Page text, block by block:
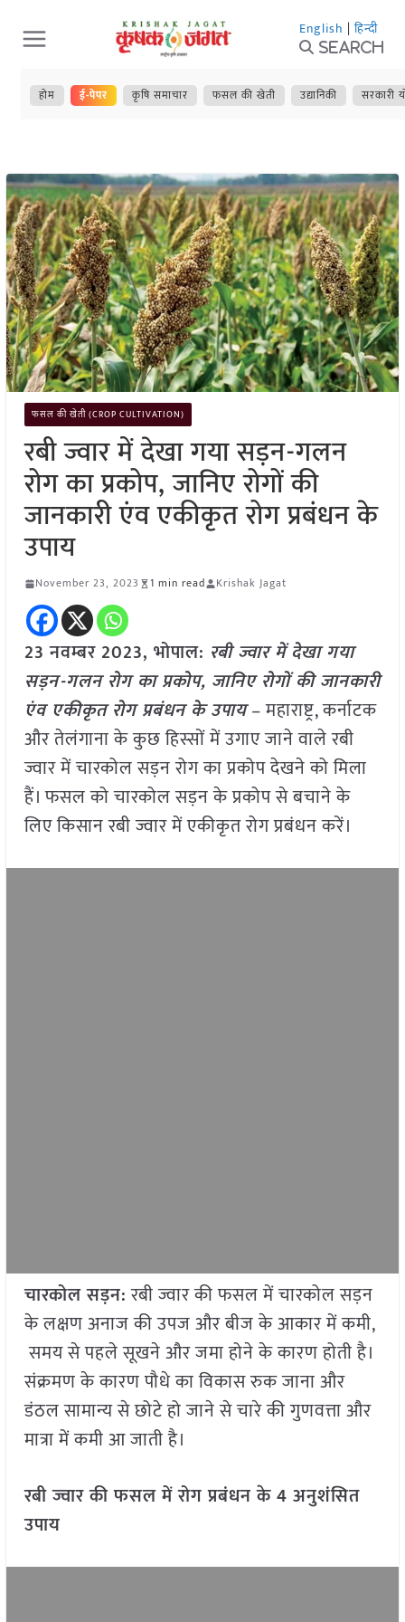
Skip
to
content
English | हिन्दी
Search
होम ई-पेपर कृषि समाचार फसल की खेती उद्यानिकी सरकारी
फसल की खेती (CROP CULTIVATION)
रबी ज्वार में देखा गया सड़न-गलन
रोग का प्रकोप, जानिए रोगों की
जानकारी एंव एकीकृत रोग प्रबंधन के
उपाय
November 23, 2023 1 min read Krishak Jagat
23 नवम्बर 2023, भोपाल: रबी ज्वार में देखा गया
सड़न-गलन रोग का प्रकोप, जानिए रोगों की जानकारी
एंव एकीकृत रोग प्रबंधन के उपाय– महाराष्ट्र, कर्नाटक
और तेलंगाना के कुछ हिस्सों में उगाए जाने वाले रबी
ज्वार में चारकोल सड़न रोग का प्रकोप देखने को मिला
हैं। फसल को चारकोल सड़न के प्रकोप से बचाने के
लिए किसान रबी ज्वार में एकीकृत रोग प्रबंधन करें।
चारकोल सड़न:रबी ज्वार की फसल में चारकोल सड़न
के लक्षण अनाज की उपज और बीज के आकार में कमी,
समय से पहले सूखने और जमा होने के कारण होती है।
संक्रमण के कारण पौधे का विकास रुक जाना और
डंठल सामान्य से छोटे हो जाने से चारे की गुणवत्ता और
मात्रा में कमी आ जाती है।
रबी ज्वार की फसल में रोग प्रबंधन के 4 अनुशंसित
उपाय